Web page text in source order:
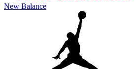
New Balance